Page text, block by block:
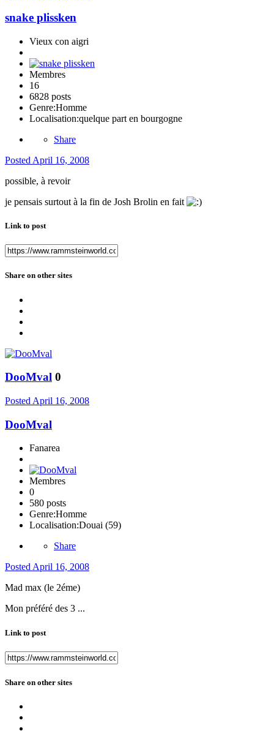
snake plissken
Vieux con aigri
Membres
16
6828 posts
Genre:Homme
Localisation:quelque part en bourgogne
Share
Posted April 16, 2008
possible, à revoir
je pensais surtout à la fin de Josh Brolin en fait
Link to post
Share on other sites
DooMval 0
Posted April 16, 2008
DooMval
Fanarea
Membres
0
580 posts
Genre:Homme
Localisation:Douai (59)
Share
PostedApril 16, 2008
Mad max (le 2éme)
Mon préféré des 3 ...
Link to post
Share on other sites